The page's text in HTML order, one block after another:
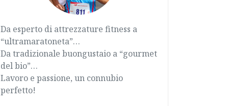
Da esperto di attrezzature fitness a
“ultramaratoneta”…
Da tradizionale buongustaio a “gourmet
del bio”…
Lavoro e passione, un connubio
perfetto!